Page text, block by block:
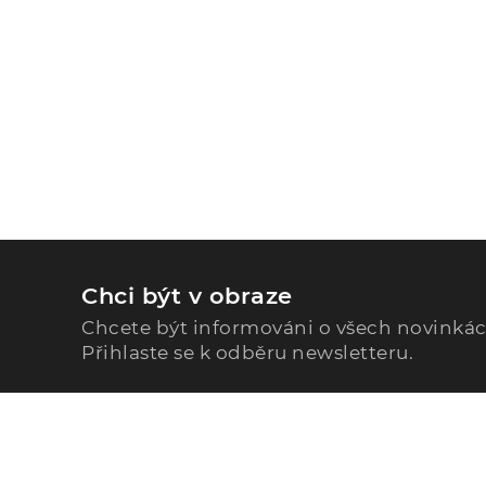
Chci být v obraze
Chcete být informováni o všech
Přihlaste se k odběru newsletteru.